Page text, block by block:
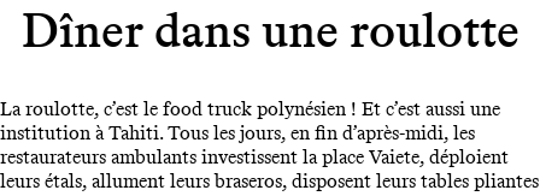
Dîner dans une roulotte
La roulotte, c’est le food truck polynésien ! Et c’est aussi une
institution à Tahiti. Tous les jours, en fin d’après-midi, les
restaurateurs ambulants investissent la place Vaiete, déploient
leurs étals, allument leurs braseros, disposent leurs tables pliantes